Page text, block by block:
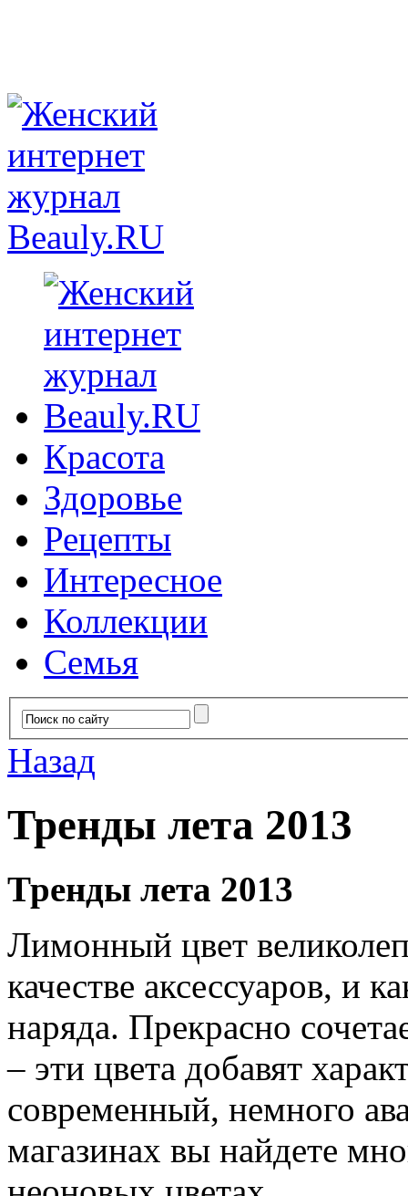
Красота
Здоровье
Рецепты
Интересное
Коллекции
Семья
Назад
Тренды лета 2013
Тренды лета 2013
Лимонный цвет
качестве аксессуаров, и
наряда. Прекрасно
– эти цвета добавят
современный, немного
магазинах вы найдете